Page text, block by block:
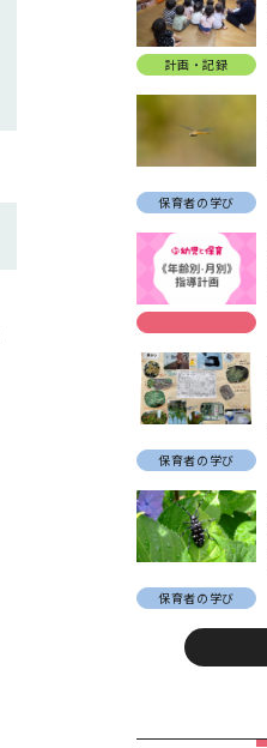
計画・記録
保育者の学び
保育者の学び
保育者の学び